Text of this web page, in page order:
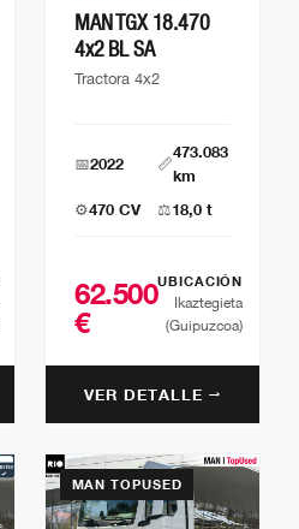
MAN TGX 18.470
4x2 BL SA
Tractora 4x2
📅2022 📏
473.083
km
⚙️470 CV ⚖️18,0 t
62.500
€
UBICACIÓN
Ikaztegieta
(Guipuzcoa)
VER DETALLE →
MAN TOPUSED